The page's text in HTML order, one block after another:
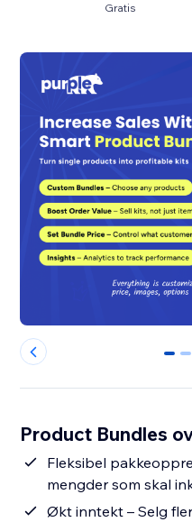
Gratis
0 1
Product Bundles
Fleksibel
mengder som skal
Økt inntekt – Selg